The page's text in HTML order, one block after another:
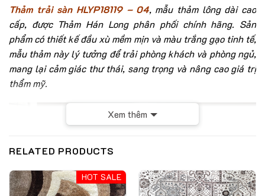
Thảm trải sàn HLYP18119 – 04, mẫu thảm lông dài cao
cấp, được Thảm Hán Long phân phối chính hãng. Sản
phẩm có thiết kế đầu xù mềm mịn và màu trắng gạo tinh tế,
mẫu thảm này lý tưởng để trải phòng khách và phòng ngủ,
mang lại cảm giác thư thái, sang trọng và nâng cao giá trị
thẩm mỹ.
Xem thêm
RELATED PRODUCTS
HOT SALE